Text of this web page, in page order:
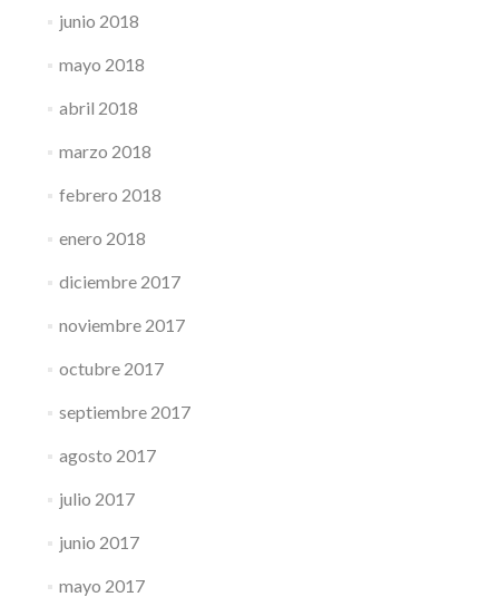
junio 2018
mayo 2018
abril 2018
marzo 2018
febrero 2018
enero 2018
diciembre 2017
noviembre 2017
octubre 2017
septiembre 2017
agosto 2017
julio 2017
junio 2017
mayo 2017